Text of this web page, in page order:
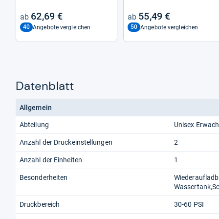
62,69 €
40 Angebote vergleichen
55,49 €
50 Angebote vergleichen
Datenblatt
Allgemein
Abteilung Unisex
Anzahl der Druckeinstellungen 2
Anzahl der Einheiten 1
Besonderheiten
Druckbereich 30-60 PSI